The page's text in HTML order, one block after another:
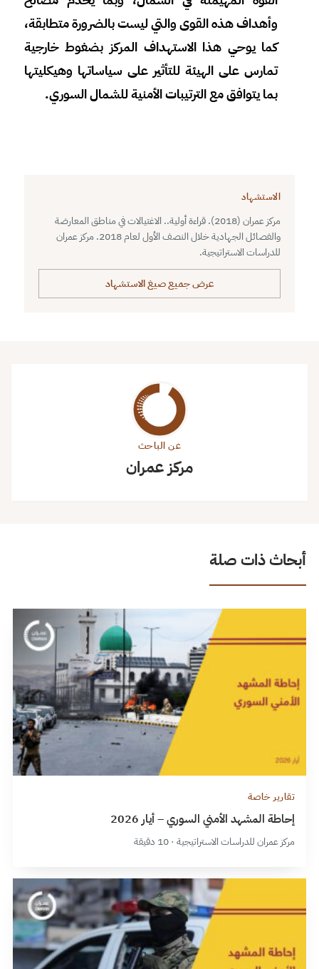
وأهداف هذه القوى والتي ليست بالضرورة متطابقة،
كما يوحي هذا الاستهداف المركز بضغوط خارجية
تمارس على الهيئة للتأثير على سياساتها وهيكليتها
بما يتوافق مع الترتيبات الأمنية للشمال السوري.
الاستشهاد
مركز عمران (2018). قراءة أولية.. الاغتيالات في مناطق المعارضة
والفصائل الجهادية خلال النصف الأول لعام 2018. مركز عمران
للدراسات الاستراتيجية.
عرض جميع صيغ الاستشهاد
عن الباحث
مركز عمران
أبحاث ذات صلة
تقارير خاصة
إحاطة المشهد الأمني السوري – أيار 2026
مركز عمران للدراسات الاستراتيجية · 10 دقيقة